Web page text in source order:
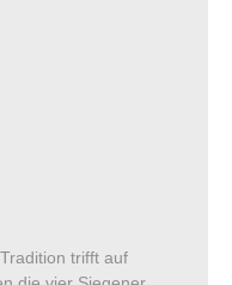
trifft auf